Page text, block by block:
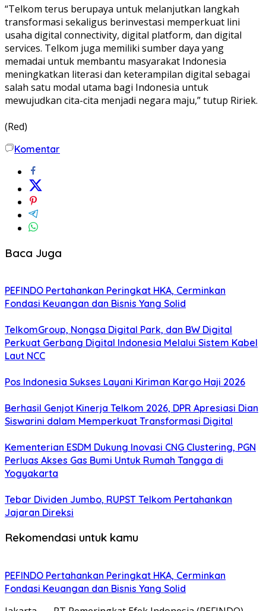
“Telkom terus berupaya untuk melanjutkan langkah
transformasi sekaligus berinvestasi memperkuat lini
usaha digital connectivity, digital platform, dan digital
services. Telkom juga memiliki sumber daya yang
memadai untuk membantu masyarakat Indonesia
meningkatkan literasi dan keterampilan digital sebagai
salah satu modal utama bagi Indonesia untuk
mewujudkan cita-cita menjadi negara maju,” tutup Ririek.
(Red)
Komentar
Baca Juga
PEFINDO Pertahankan Peringkat HKA, Cerminkan
Fondasi Keuangan dan Bisnis Yang Solid
TelkomGroup, Nongsa Digital Park, dan BW Digital
Perkuat Gerbang Digital Indonesia Melalui Sistem Kabel
Laut NCC
Pos Indonesia Sukses Layani Kiriman Kargo Haji 2026
Berhasil Genjot Kinerja Telkom 2026, DPR Apresiasi Dian
Siswarini dalam Memperkuat Transformasi Digital
Kementerian ESDM Dukung Inovasi CNG Clustering, PGN
Perluas Akses Gas Bumi Untuk Rumah Tangga di
Yogyakarta
Tebar Dividen Jumbo, RUPST Telkom Pertahankan
Jajaran Direksi
Rekomendasi untuk kamu
PEFINDO Pertahankan Peringkat HKA, Cerminkan
Fondasi Keuangan dan Bisnis Yang Solid